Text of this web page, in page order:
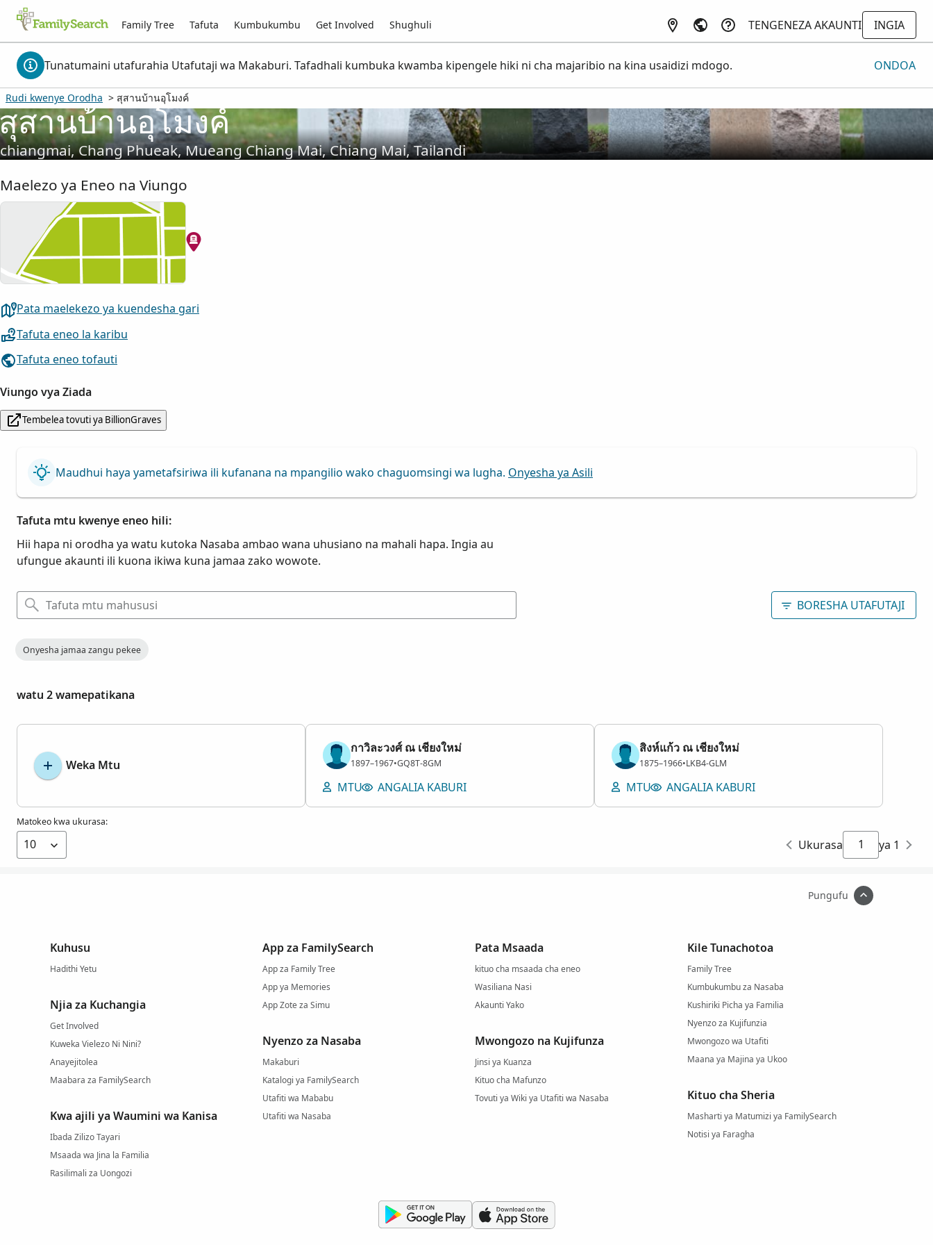
Family Tree Tafuta Kumbukumbu Get Involved Shughuli TENGENEZA AKAUNTI INGIA
Tunatumaini utafurahia Utafutaji wa Makaburi. Tafadhali kumbuka kwamba kipengele hiki ni cha majaribio na kina usaidizi mdogo. ONDOA
Rudi kwenye Orodha > สุสานบ้านอุโมงค์
สานบ้านอุโมงค์
chiangmai, Chang Phueak, Mueang Chiang Mai, Chiang Mai, Tailandi
Maelezo ya Eneo na Viungo
Pata maelekezo ya kuendesha gari
Tafuta eneo la karibu
Tafuta eneo tofauti
Viungo vya Ziada
Tembelea tovuti ya BillionGraves
Maudhui haya yametafsiriwa ili kufanana na mpangilio wako chaguomsingi wa lugha. Onyesha ya Asili
Tafuta mtu kwenye eneo hili:
Hii hapa ni orodha ya watu kutoka Nasaba ambao wana uhusiano na mahali hapa. Ingia au
ufungue akaunti ili kuona ikiwa kuna jamaa zako wowote.
BORESHA UTAFUTAJI
Onyesha jamaa zangu pekee
watu 2 wamepatikana
Weka Mtu
กาวิละวงศ์ ณ เชียงใหม่
Mwanaume
1897–1967•GQ8T-8GM
MTU ANGALIA KABURI
สิงห์แก้ว ณ เชียงใหม่
Mwanaume
1875–1966•LKB4-GLM
MTU ANGALIA KABURI
Matokeo kwa ukurasa:
Ukurasa ya 1
Pungufu
Kuhusu
Hadithi Yetu
Njia za Kuchangia
Get Involved
Kuweka Vielezo Ni Nini?
Anayejitolea
Maabara za FamilySearch
Kwa ajili ya Waumini wa Kanisa
Ibada Zilizo Tayari
Msaada wa Jina la Familia
Rasilimali za Uongozi
App za FamilySearch
App za Family Tree
App ya Memories
App Zote za Simu
Nyenzo za Nasaba
Makaburi
Katalogi ya FamilySearch
Utafiti wa Mababu
Utafiti wa Nasaba
Pata Msaada
kituo cha msaada cha eneo
Wasiliana Nasi
Akaunti Yako
Mwongozo na Kujifunza
Jinsi ya Kuanza
Kituo cha Mafunzo
Tovuti ya Wiki ya Utafiti wa Nasaba
Kile Tunachotoa
Family Tree
Kumbukumbu za Nasaba
Kushiriki Picha ya Familia
Nyenzo za Kujifunzia
Mwongozo wa Utafiti
Maana ya Majina ya Ukoo
Kituo cha Sheria
Masharti ya Matumizi ya FamilySearch
Notisi ya Faragha